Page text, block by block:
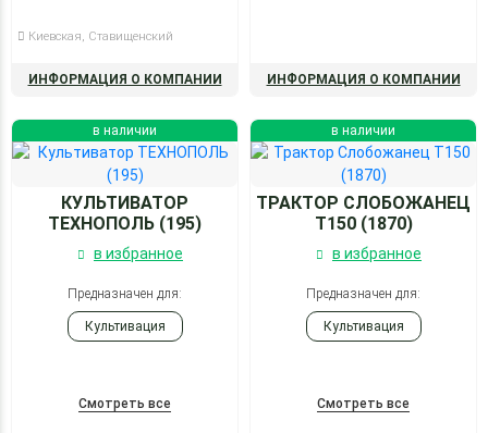
Киевская, Ставищенский
ИНФОРМАЦИЯ О КОМПАНИИ ИНФОРМАЦИЯ О КОМПАНИИ
в наличии
КУЛЬТИВАТОР
ТЕХНОПОЛЬ (195)
в избранное
Предназначен для:
Культивация
Смотреть все
в наличии
ТРАКТОР СЛОБОЖАНЕЦ
Т150 (1870)
в избранное
Предназначен для:
Культивация
Смотреть все